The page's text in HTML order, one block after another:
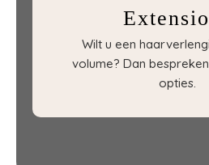
Wilt u een
volume? Dan
opties.